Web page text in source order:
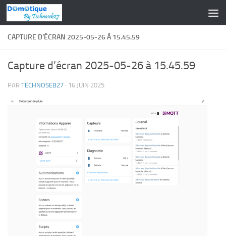
Skip to content
CAPTURE D’ÉCRAN 2025-05-26 À 15.45.59
Capture d’écran 2025-05-26 à 15.45.59
PAR TECHNOSEB27 · 16 JUIN 2025